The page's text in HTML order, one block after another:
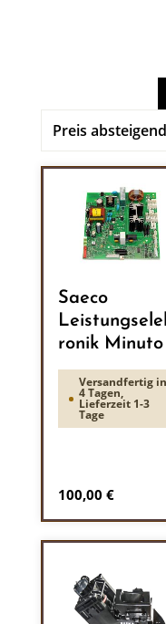
Saeco
ronik Minuto
Versandfertig in
4 Tagen,
Lieferzeit 1-3
Tage
Regulärer Preis:
100,00 €